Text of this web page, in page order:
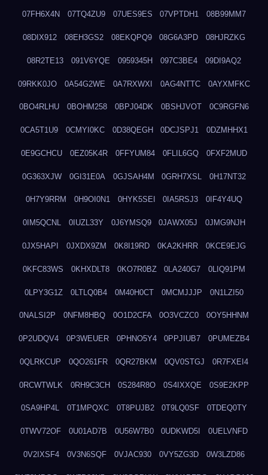
07FH6X4N 07TQ4ZU9 07UES9ES 07VPTDH1 08B99MM7
08DIX912 08EH3GS2 08EKQPQ9 08G6A3PD 08HJRZKG
08R2TE13 091V6YQE 0959345H 097C3BE4 09DI9AQ2
09RKK0JO 0A54G2WE 0A7RXWXI 0AG4NTTC 0AYXMFKC
0BO4RLHU 0BOHM258 0BPJ04DK 0BSHJVOT 0C9RGFN6
0CA5T1U9 0CMYI0KC 0D38QEGH 0DCJSPJ1 0DZMHHX1
0E9GCHCU 0EZ05K4R 0FFYUM84 0FLIL6GQ 0FXF2MUD
0G363XJW 0GI31E0A 0GJSAH4M 0GRH7XSL 0H17NT32
0H7Y9RRM 0H9OI0N1 0HYK5SEI 0IA5RSJ3 0IF4Y4UQ
0IM5QCNL 0IUZL33Y 0J6YMSQ9 0JAWX05J 0JMG9NJH
0JX5HAPI 0JXDX9ZM 0K8I19RD 0KA2KHRR 0KCE9EJG
0KFC83WS 0KHXDLT8 0KO7R0BZ 0LA240G7 0LIQ91PM
0LPY3G1Z 0LTLQ0B4 0M40H0CT 0MCMJJJP 0N1LZI50
0NALSI2P 0NFM8HBQ 0O1D2CFA 0O3VCZC0 0OY5HHNM
0P2UDQV4 0P3WEUER 0PHNO5Y4 0PPJIUB7 0PUMEZB4
0QLRKCUP 0QO261FR 0QR27BKM 0QV0STGJ 0R7FXEI4
0RCWTWLK 0RH9C3CH 0S284R8O 0S4IXXQE 0S9E2KPP
0SA9HP4L 0T1MPQXC 0T8PUJB2 0T9LQ0SF 0TDEQ0TY
0TWV72OF 0U01AD7B 0U56W7B0 0UDKWD5I 0UELVNFD
0V2IXSF4 0V3N6SQF 0VJAC930 0VY5ZG3D 0W3LZD86